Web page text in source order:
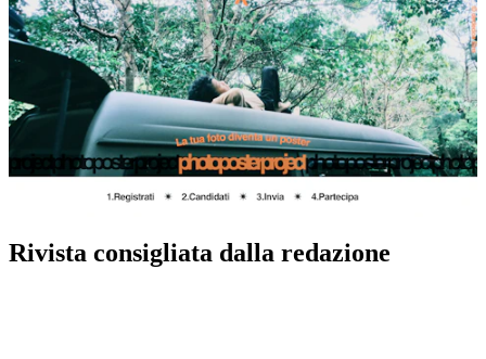
Rivista consigliata dalla redazione